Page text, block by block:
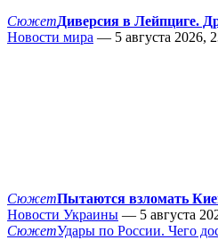
СюжетДиверсия в Лейпциге.
Новости мира — 5 августа 2026,
СюжетПытаются взломать
Новости Украины — 5 августа
СюжетУдары по России. Чего